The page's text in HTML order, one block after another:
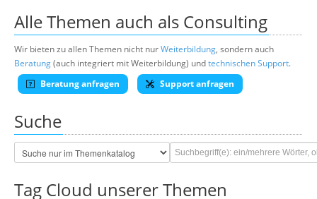
Alle Themen auch als Consulting
Wir bieten zu allen Themen nicht nurWeiterbildung, sondern auch
Beratung(auch integriert mit Weiterbildung) undtechnischen Support.
Beratung anfragen
Support anfragen
Suche
Tag Cloud unserer Themen